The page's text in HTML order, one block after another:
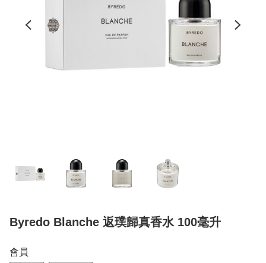
Byredo Blanche 返璞歸真香水 100毫升
會員